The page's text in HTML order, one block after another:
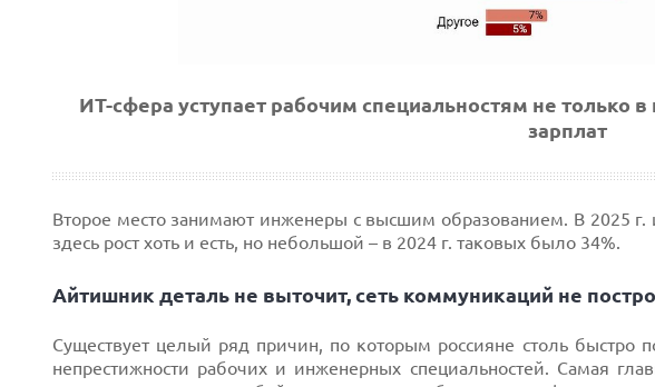
ИТ-сфера уступает рабочим специальностям не только
зарплат
Второе место занимают инженеры с высшим образованием. В 2025
здесь рост хоть и есть, но небольшой – в 2024 г. таковых было 34%.
Айтишник деталь не выточит, сеть коммуникаций не
Существует целый ряд причин, по которым россияне столь быстро
непрестижности рабочих и инженерных специальностей. Самая